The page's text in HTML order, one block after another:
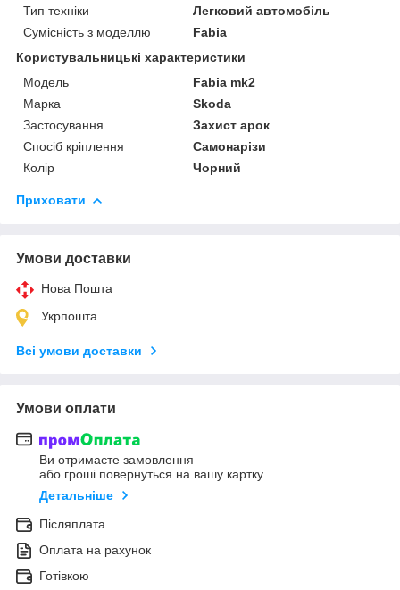
Тип техніки
Легковий автомобіль
Сумісність з моделлю
Fabia
Користувальницькі характеристики
Мoдель
Fabia mk2
Марка
Skoda
Застосування
Захист арок
Спосіб кріплення
Самонарізи
Колір
Чорний
Приховати
Умови доставки
Нова Пошта
Укрпошта
Всі умови доставки
Умови оплати
Ви отримаєте замовлення
або гроші повернуться на вашу картку
Детальніше
Післяплата
Оплата на рахунок
Готівкою